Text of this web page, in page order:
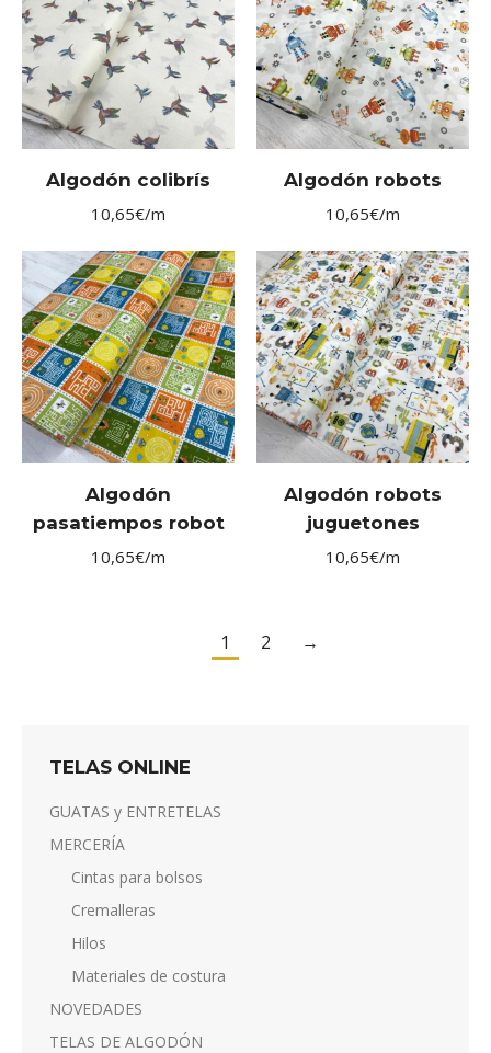
Algodón colibrís
10,65€/m
Algodón robots
10,65€/m
Algodón
pasatiempos robot
10,65€/m
Algodón robots
juguetones
10,65€/m
1 2 →
TELAS ONLINE
GUATAS y ENTRETELAS
MERCERÍA
Cintas para bolsos
Cremalleras
Hilos
Materiales de costura
NOVEDADES
TELAS DE ALGODÓN